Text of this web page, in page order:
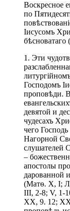
Воскресное
по
Іисусомъ
1. Эти
Господомъ
проповѣди.
девятой и
чудесахъ
чего
Нагорной
слушателей
–
апостолы
дарованной
(Матѳ. X, I;
III, 2-8; V, 1-
XX, 9. 12;